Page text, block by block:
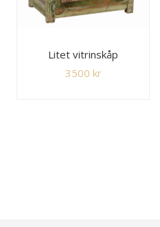
Litet vitrinskåp
3500 kr